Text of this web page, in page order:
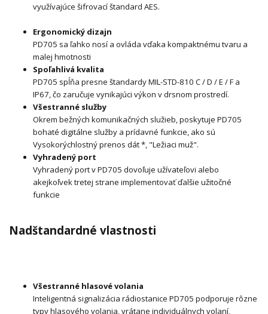
využívajúce šifrovací štandard AES.
Ergonomický dizajn
PD705 sa ľahko nosí a ovláda vďaka kompaktnému tvaru a
malej hmotnosti
Spoľahlivá kvalita
PD705 spĺňa presne štandardy MIL-STD-810 C / D / E / F a
IP67, čo zaručuje vynikajúci výkon v drsnom prostredí.
Všestranné služby
Okrem bežných komunikačných služieb, poskytuje PD705
bohaté digitálne služby a prídavné funkcie, ako sú
Vysokorýchlostný prenos dát *, "Ležiaci muž".
Vyhradený port
Vyhradený port v PD705 dovoľuje užívateľovi alebo
akejkoľvek tretej strane implementovať ďalšie užitočné
funkcie
Nadštandardné vlastnosti
Všestranné hlasové volania
Inteligentná signalizácia rádiostanice PD705 podporuje rôzne
typy hlasového volania, vrátane individuálnych volaní,